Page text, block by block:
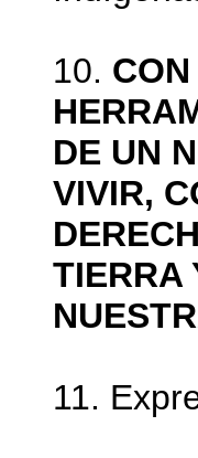
10.
DE UN
VIVIR,
TIERRA
11.